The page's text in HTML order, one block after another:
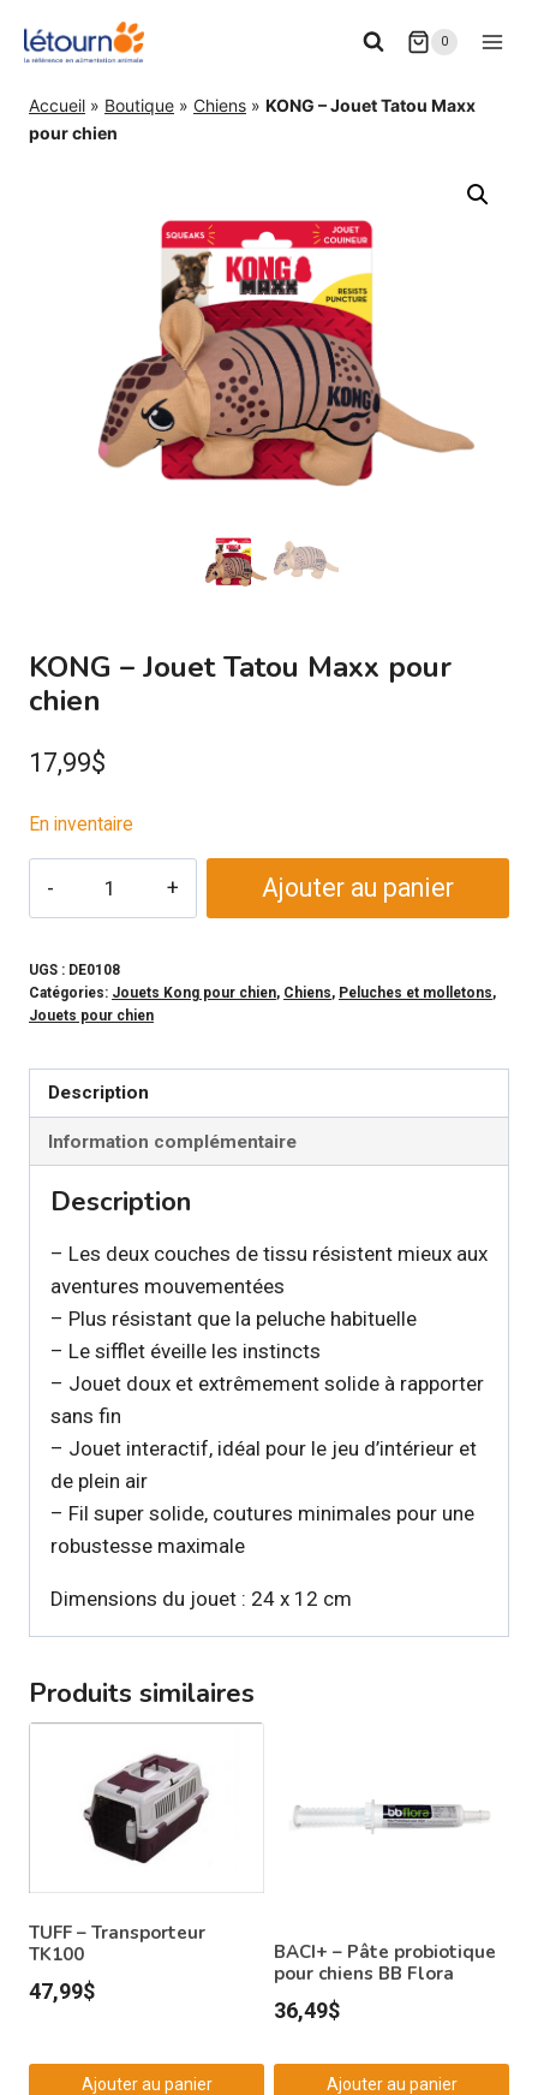
0
Accueil » Boutique » Chiens » KONG – Jouet Tatou Maxx
pour chien
KONG – Jouet Tatou Maxx pour
chien
17,99$
En inventaire
-
Jouet
Maxx
pour
chien
Ajouter au panier
UGS : DE0108
Catégories: Jouets Kong pour chien, Chiens, Peluches et molletons,
Jouets pour chien
Description
Information complémentaire
Description
– Les deux couches de tissu résistent mieux aux
aventures mouvementées
– Plus résistant que la peluche habituelle
– Le sifflet éveille les instincts
– Jouet doux et extrêmement solide à rapporter
sans fin
– Jouet interactif, idéal pour le jeu d’intérieur et
de plein air
– Fil super solide, coutures minimales pour une
robustesse maximale
Dimensions du jouet : 24 x 12 cm
Produits similaires
TUFF – Transporteur
TK100
47,99$
Ajouter au panier
BACI+ – Pâte probiotique
pour chiens BB Flora
36,49$
Ajouter au panier